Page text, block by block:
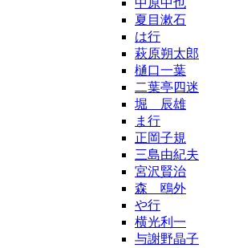
中原中也
夏目漱石
は行
萩原朔太郎
樋口一葉
二葉亭四迷
堀 辰雄
ま行
正岡子規
三島由紀夫
宮沢賢治
森 鴎外
や行
横光利一
与謝野晶子